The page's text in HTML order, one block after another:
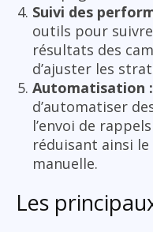
Suivi des
outils pour
résultats des
d’ajuster les
Automatisation :
d’automatiser
l’envoi de
réduisant ainsi
manuelle.
Les